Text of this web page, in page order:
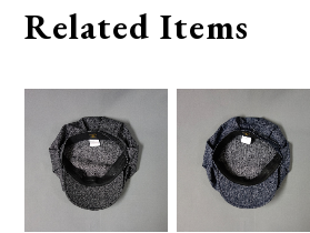
Related Items